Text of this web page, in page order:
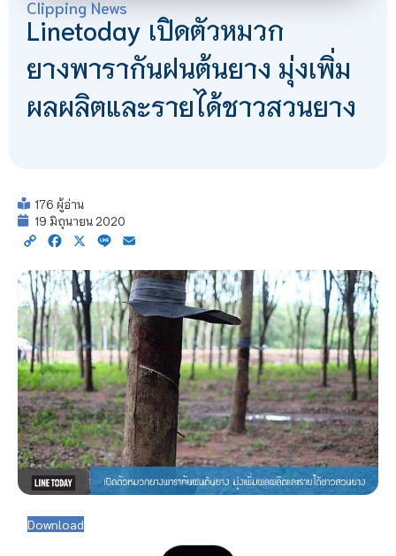
Clipping News
Linetoday เปิดตัวหมวก
ยางพารากันฝนต้นยาง มุ่งเพิ่ม
ผลผลิตและรายได้ชาวสวนยาง
176 ผู้อ่าน
19 มิถุนายน 2020
Copy Facebook
X Line
Download